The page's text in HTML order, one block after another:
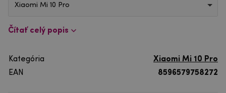
Xiaomi Mi 10 Pro
Čítať celý popis
Kategória
Xiaomi Mi 10 Pro
EAN
8596579758272